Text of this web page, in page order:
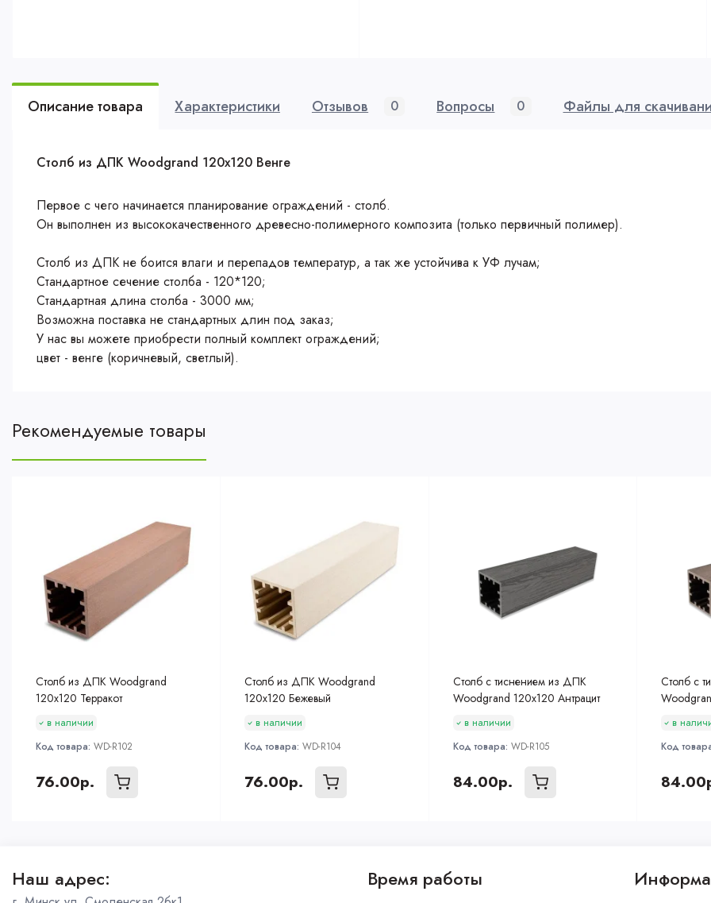
Описание товара Характеристики Отзывов 0 Вопросы 0 Файлы для
Столб из ДПК Woodgrand 120х120 Венге
Первое с чего начинается планирование ограждений - столб.
Он выполнен из высококачественного древесно-полимерного композита (только первичный полимер).
Столб из ДПК не боится влаги и перепадов температур, а так же устойчива к УФ лучам;
Стандартное сечение столба - 120*120;
Стандартная длина столба - 3000 мм;
Возможна поставка не стандартных длин под заказ;
У нас вы можете приобрести полный комплект ограждений;
цвет - венге (коричневый, светлый).
Рекомендуемые товары
Столб из ДПК Woodgrand
120х120 Терракот
в наличии
Код товара: WD-R102
76.00р.
Столб из ДПК Woodgrand
120х120 Бежевый
в наличии
Код товара: WD-R104
76.00р.
Столб с тиснением из ДПК
Woodgrand 120х120 Антрацит
в наличии
Код товара: WD-R105
84.00р.
Столб с
в
Код
Наш адрес: Время работы